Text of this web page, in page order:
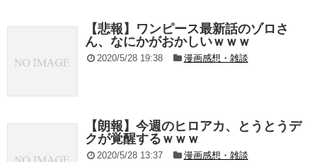
【悲報】ワンピース最新話のゾロさ
ん、なにかがおかしいｗｗｗ
2020/5/28 19:38 漫画感想・雑談
【朗報】今週のヒロアカ、とうとうデ
クが覚醒するｗｗｗ
2020/5/28 13:37 漫画感想・雑談